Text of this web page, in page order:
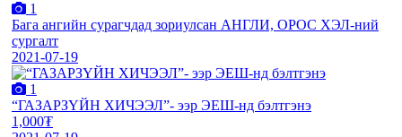
1
Бага ангийн сурагчдад зориулсан АНГЛИ, ОРОС ХЭЛ-ний
сургалт
2021-07-19
1
“ГАЗАРЗҮЙН ХИЧЭЭЛ”- ээр ЭЕШ-нд бэлтгэнэ
1,000₮